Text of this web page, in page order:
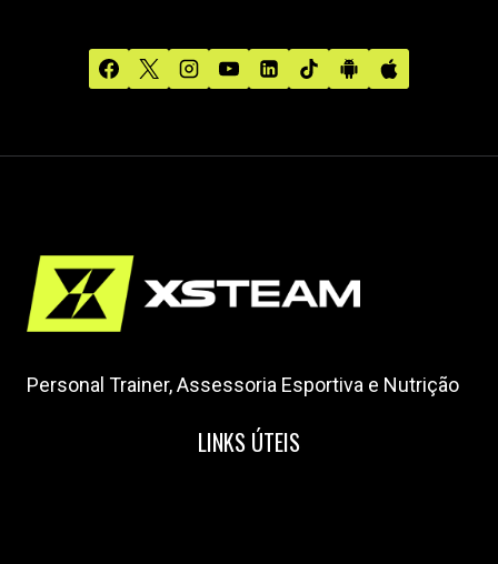
Personal Trainer, Assessoria Esportiva e Nutrição
LINKS ÚTEIS